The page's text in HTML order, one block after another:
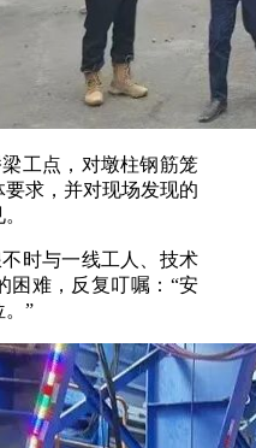
工点，对墩柱钢筋笼
求，并对现场发现的
时与一线工人、技术
困难，反复叮嘱： “安
。”